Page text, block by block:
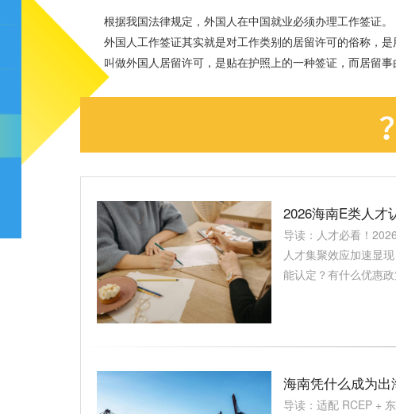
根据我国法律规定，外国人在中国就业必须办理工作签证。
外国人工作签证其实就是对工作类别的居留许可的俗称，
叫做外国人居留许可，是贴在护照上的一种签证，而居留事
2026海南E类人才
导读：人才必看！
人才集聚效应加速显
能认定？有什么优惠
海南凭什么成为出
导读：适配 RCEP +